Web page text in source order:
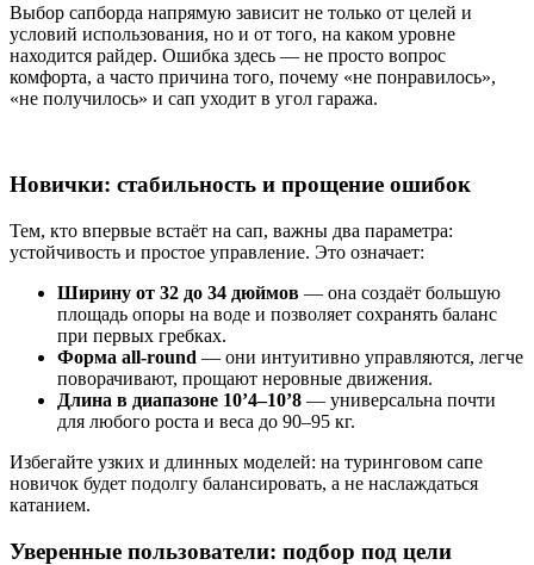
Выбор сапборда напрямую зависит не только от целей и
условий использования, но и от того, на каком уровне
находится райдер. Ошибка здесь — не просто вопрос
комфорта, а часто причина того, почему «не понравилось»,
«не получилось» и сап уходит в угол гаража.
Новички: стабильность и прощение ошибок
Тем, кто впервые встаёт на сап, важны два параметра:
устойчивость и простое управление. Это означает:
Ширину от 32 до 34 дюймов — она создаёт большую
площадь опоры на воде и позволяет сохранять баланс
при первых гребках.
Форма all-round — они интуитивно управляются, легче
поворачивают, прощают неровные движения.
Длина в диапазоне 10’4–10’8 — универсальна почти
для любого роста и веса до 90–95 кг.
Избегайте узких и длинных моделей: на туринговом сапе
новичок будет подолгу балансировать, а не наслаждаться
катанием.
Уверенные пользователи: подбор под цели